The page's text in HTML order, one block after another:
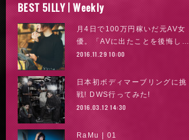
BEST 5ILLY | Weekly
月4日で100万円稼いだ元AV女
優。「AVに出たことを後悔し…
2016.11.29 10:00
日本初ボディマーブリングに挑
戦! DWS行ってみた!
2016.03.12 14:30
RaMu | 01